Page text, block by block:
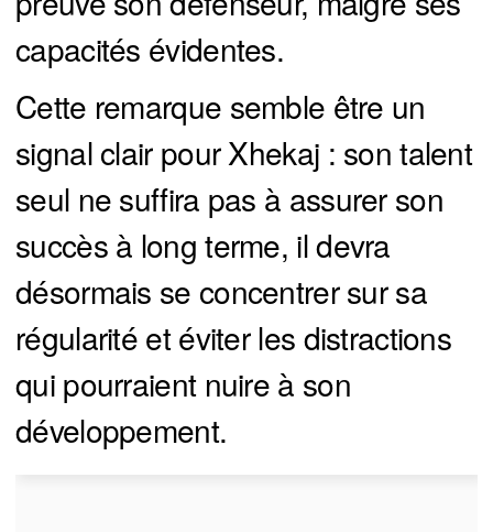
capacités évidentes.
Cette remarque semble être un
signal clair pour Xhekaj : son talent
seul ne suffira pas à assurer son
succès à long terme, il devra
désormais se concentrer sur sa
régularité et éviter les distractions
qui pourraient nuire à son
développement.